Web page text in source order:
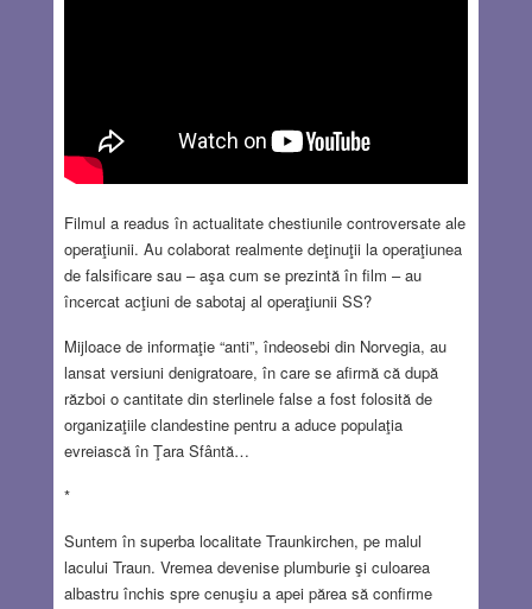
Filmul a readus în actualitate chestiunile controversate ale
operaţiunii. Au colaborat realmente deţinuţii la operaţiunea
de falsificare sau – aşa cum se prezintă în film – au
încercat acţiuni de sabotaj al operaţiunii SS?
Mijloace de informaţie “anti”, îndeosebi din Norvegia, au
lansat versiuni denigratoare, în care se afirmă că după
război o cantitate din sterlinele false a fost folosită de
organizaţiile clandestine pentru a aduce populaţia
evreiască în Ţara Sfântă…
*
Suntem în superba localitate Traunkirchen, pe malul
lacului Traun. Vremea devenise plumburie şi culoarea
albastru închis spre cenuşiu a apei părea să confirme